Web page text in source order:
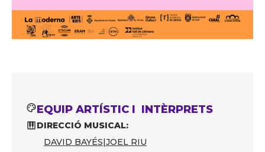
EQUIP ARTÍSTIC I INTÈRPRETS
DIRECCIÓ MUSICAL:
DAVID BAYÉS|JOEL RIU